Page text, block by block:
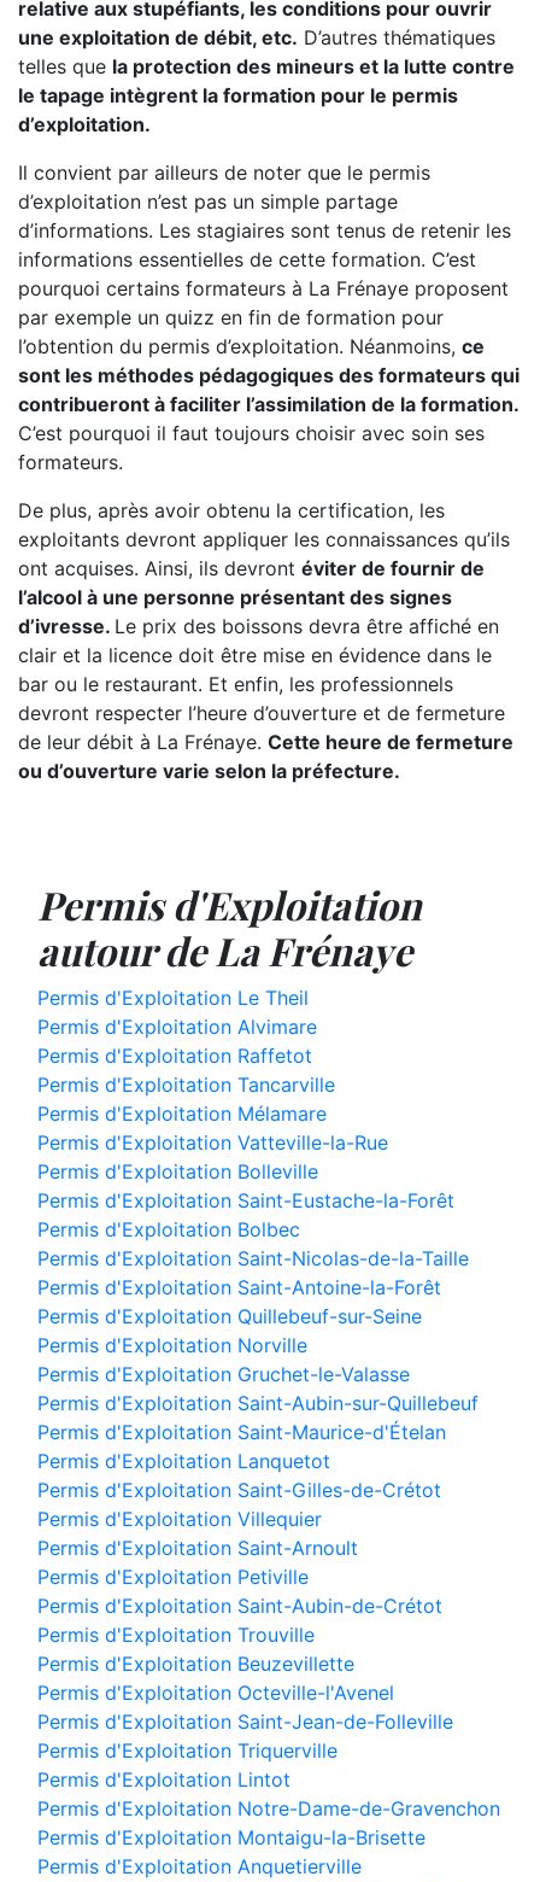
relative aux stupéfiants, les conditions pour ouvrir
une exploitation de débit, etc. D’autres thématiques
telles que la protection des mineurs et la lutte contre
le tapage intègrent la formation pour le permis
d’exploitation.
Il convient par ailleurs de noter que le permis
d’exploitation n’est pas un simple partage
d’informations. Les stagiaires sont tenus de retenir les
informations essentielles de cette formation. C’est
pourquoi certains formateurs à La Frénaye proposent
par exemple un quizz en fin de formation pour
l’obtention du permis d’exploitation. Néanmoins, ce
sont les méthodes pédagogiques des formateurs qui
contribueront à faciliter l’assimilation de la formation.
C’est pourquoi il faut toujours choisir avec soin ses
formateurs.
De plus, après avoir obtenu la certification, les
exploitants devront appliquer les connaissances qu’ils
ont acquises. Ainsi, ils devront éviter de fournir de
l’alcool à une personne présentant des signes
d’ivresse. Le prix des boissons devra être affiché en
clair et la licence doit être mise en évidence dans le
bar ou le restaurant. Et enfin, les professionnels
devront respecter l’heure d’ouverture et de fermeture
de leur débit à La Frénaye. Cette heure de fermeture
ou d’ouverture varie selon la préfecture.
Permis d'Exploitation
autour de La Frénaye
Permis d'Exploitation Le Theil
Permis d'Exploitation Alvimare
Permis d'Exploitation Raffetot
Permis d'Exploitation Tancarville
Permis d'Exploitation Mélamare
Permis d'Exploitation Vatteville-la-Rue
Permis d'Exploitation Bolleville
Permis d'Exploitation Saint-Eustache-la-Forêt
Permis d'Exploitation Bolbec
Permis d'Exploitation Saint-Nicolas-de-la-Taille
Permis d'Exploitation Saint-Antoine-la-Forêt
Permis d'Exploitation Quillebeuf-sur-Seine
Permis d'Exploitation Norville
Permis d'Exploitation Gruchet-le-Valasse
Permis d'Exploitation Saint-Aubin-sur-Quillebeuf
Permis d'Exploitation Saint-Maurice-d'Ételan
Permis d'Exploitation Lanquetot
Permis d'Exploitation Saint-Gilles-de-Crétot
Permis d'Exploitation Villequier
Permis d'Exploitation Saint-Arnoult
Permis d'Exploitation Petiville
Permis d'Exploitation Saint-Aubin-de-Crétot
Permis d'Exploitation Trouville
Permis d'Exploitation Beuzevillette
Permis d'Exploitation Octeville-l'Avenel
Permis d'Exploitation Saint-Jean-de-Folleville
Permis d'Exploitation Triquerville
Permis d'Exploitation Lintot
Permis d'Exploitation Notre-Dame-de-Gravenchon
Permis d'Exploitation Montaigu-la-Brisette
Permis d'Exploitation Anquetierville